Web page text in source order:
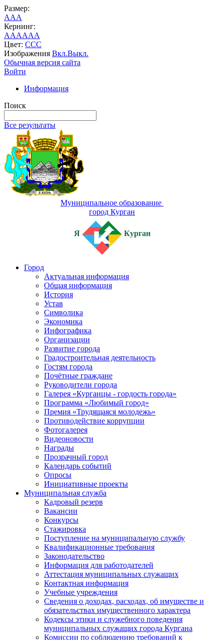
Размер:
AAA
Кернинг:
AAAAAA
Цвет: CCC
Изображения Вкл.Выкл.
Обычная версия сайта
Войти
Информация
Поиск
Все результаты
Муниципальное образование
город Курган
Я Курган
Город
Актуальная информация
Общая информация
История
Устав
Символика
Экономика
Инфографика
Организации
Развитие города
Градостроительная деятельность
Гостям города
Почётные граждане
Руководители города
Галерея «Курганцы - гордость города»
Программа «Любимый город»
Премия «Трудящаяся молодежь»
Противодействие коррупции
Фотогалерея
Видеоновости
Награды
Прозрачный город
Календарь событий
Опросы
Инициативные проекты
Муниципальная служба
Кадровый резерв
Вакансии
Конкурсы
Стажировка
Поступление на муниципальную службу
Квалификационные требования
Законодательство
Информация для работодателей
Аттестация муниципальных служащих
Контактная информация
Учебные учреждения
Сведения о доходах, расходах, об имуществе и
обязательствах имущественного характера
Кодексы этики и служебного поведения
муниципальных служащих города Кургана
Комиссии по соблюдению требований к